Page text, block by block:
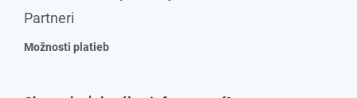
Partneri
Možnosti platieb